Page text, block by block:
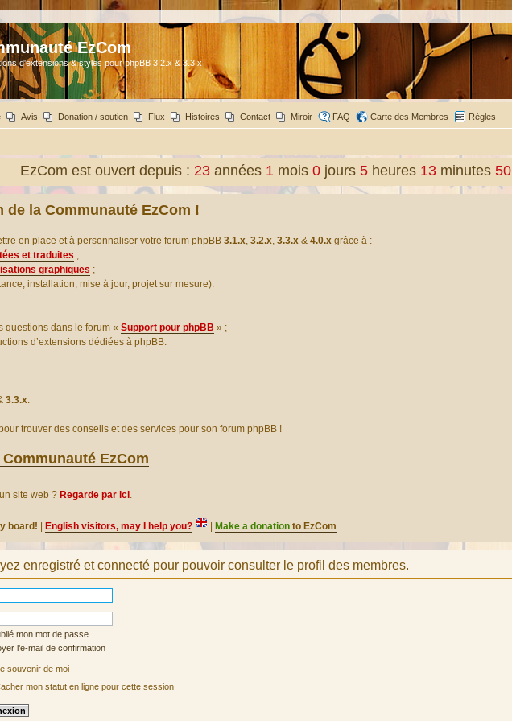
EzCom
d'extensions & styles pour phpBB 3.2.x & 3.3.x
Avis Donation / soutien Flux Histoires Contact Miroir FAQ Carte des Membres Règles
EzCom est ouvert depuis : 23 années 1 mois 0 jours 5 heures 13 minutes 50
la Communauté EzCom !
en place et à personnaliser votre forum phpBB 3.1.x, 3.2.x, 3.3.x & 4.0.x grâce à :
et traduites ;
graphiques ;
installation, mise à jour, projet sur mesure).
questions dans le forum « Support pour phpBB » ;
d’extensions dédiées à phpBB.
3.3.x.
trouver des conseils et des services pour son forum phpBB !
EzCom.
site web ? Regarde par ici.
board! English visitors, may I help you? Make a donation to EzCom.
enregistré et connecté pour pouvoir consulter le profil des membres.
mon mot de passe
l’e-mail de confirmation
souvenir de moi
mon statut en ligne pour cette session